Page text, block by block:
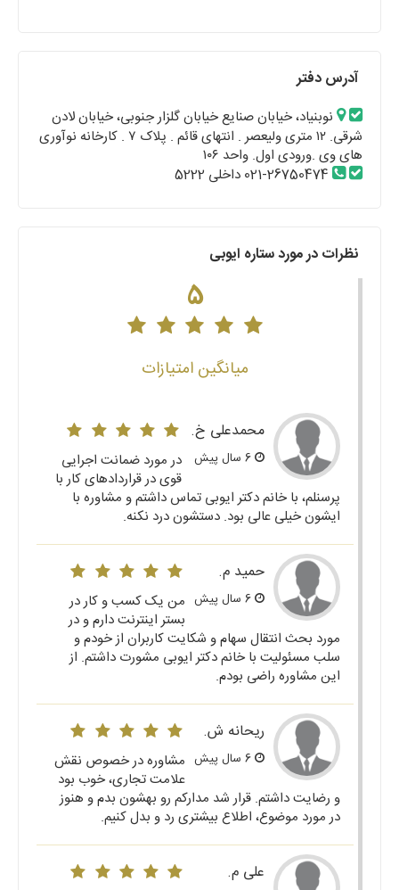
آدرس دفتر
نوبنیاد، خیابان صنایع خیابان گلزار جنوبی، خیابان لادن
شرقی. ۱۲ متری ولیعصر . انتهای قائم . پلاک ۷ . کارخانه نوآوری
های وی .ورودی اول. واحد ۱۰۶
021-26750474 داخلی 5222
نظرات در مورد ستاره ایوبی
5
میانگین امتیازات
محمدعلی خ.
در مورد ضمانت اجرایی
قوی در قراردادهای کار با
پرسنلم، با خانم دکتر ایوبی تماس داشتم و مشاوره با
ایشون خیلی عالی بود. دستشون درد نکنه.
حمید م.
من یک کسب و کار در
بستر اینترنت دارم و در
مورد بحث انتقال سهام و شکایت کاربران از خودم و
سلب مسئولیت با خانم دکتر ایوبی مشورت داشتم. از
این مشاوره راضی بودم.
ریحانه ش.
مشاوره در خصوص نقش
علامت تجاری، خوب بود
و رضایت داشتم. قرار شد مدارکم رو بهشون بدم و هنوز
در مورد موضوع، اطلاع بیشتری رد و بدل کنیم.
علی م.